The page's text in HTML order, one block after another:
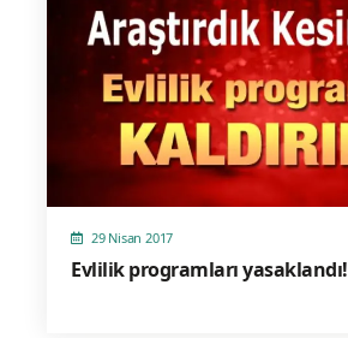
29 Nisan 2017
Evlilik programları yasaklandı!